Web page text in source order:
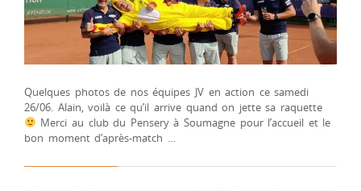
Quelques photos de nos équipes JV en action ce samedi
26/06. Alain, voilà ce qu’il arrive quand on jette sa raquette
Merci au club du Pensery à Soumagne pour l’accueil et le
bon moment d’après-match …